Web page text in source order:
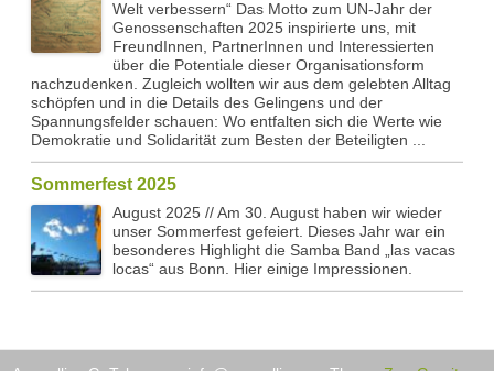
Welt verbessern“ Das Motto zum UN-Jahr der
Genossenschaften 2025 inspirierte uns, mit
FreundInnen, PartnerInnen und Interessierten
über die Potentiale dieser Organisationsform
nachzudenken. Zugleich wollten wir aus dem gelebten Alltag
schöpfen und in die Details des Gelingens und der
Spannungsfelder schauen: Wo entfalten sich die Werte wie
Demokratie und Solidarität zum Besten der Beteiligten ...
Sommerfest 2025
August 2025 // Am 30. August haben wir wieder
unser Sommerfest gefeiert. Dieses Jahr war ein
besonderes Highlight die Samba Band „las vacas
locas“ aus Bonn. Hier einige Impressionen.